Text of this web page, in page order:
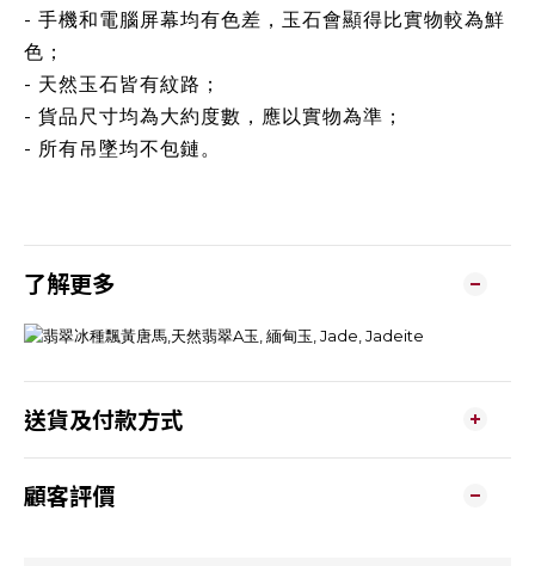
- 手機和電腦屏幕均有色差，玉石會顯得比實物較為鮮
色；
- 天然玉石皆有紋路；
- 貨品尺寸均為大約度數，應以實物為準；
- 所有吊墜均不包鏈。
了解更多
送貨及付款方式
顧客評價